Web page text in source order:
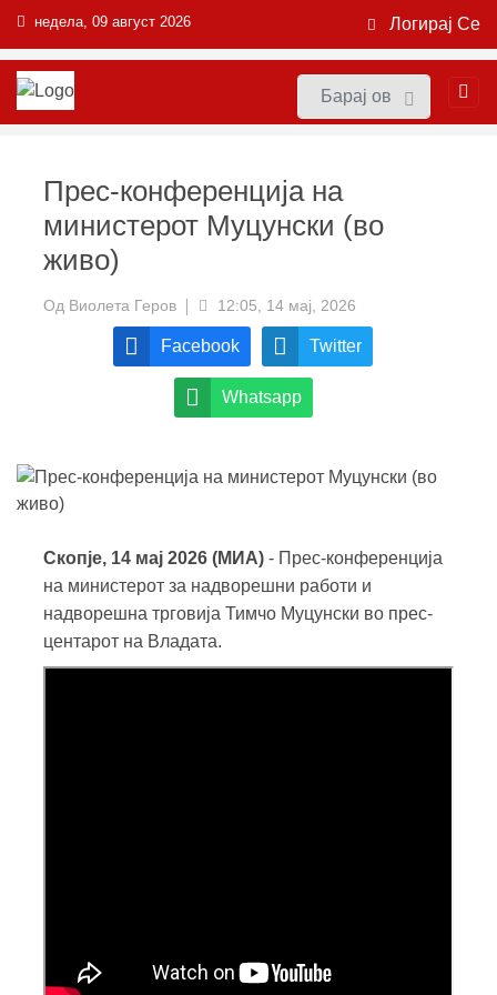
недела, 09 август 2026 Логирај Се
Прес-конференција на
министерот Муцунски (во
живо)
Од Виолета Геров 12:05, 14 мај, 2026
Facebook Twitter
Whatsapp
Скопје, 14 мај 2026 (МИА) - Прес-конференција
на министерот за надворешни работи и
надворешна трговија Тимчо Муцунски во прес-
центарот на Владата.